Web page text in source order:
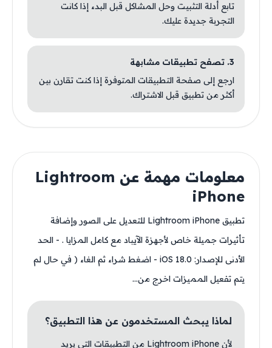
تابع أدلة التثبيت وحل المشاكل قبل البدء إذا كانت
التجربة جديدة عليك.
3. تصفح تطبيقات مشابهة
ارجع إلى صفحة التطبيقات المتوفرة إذا كنت تقارن بين
أكثر من تطبيق قبل الاشتراك.
معلومات مهمة عن Lightroom
iPhone
تطبيق Lightroom iPhone للتعديل على الصور وإضافة
تأثيرات جميلة خاص لأجهزة الآيباد مع كامل المزايا . - الحد
الأدنى للإصدار: iOS 18.0 - اضغط شراء ثم الغاء ( في حال لم
يتم تفعيل المميزات اخرج من...
لماذا يبحث المستخدمون عن هذا التطبيق؟
لأن Lightroom iPhone من التطبيقات التي يريد